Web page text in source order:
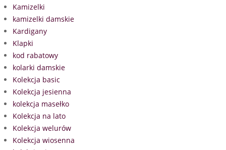
Kamizelki
kamizelki damskie
Kardigany
Klapki
kod rabatowy
kolarki damskie
Kolekcja basic
Kolekcja jesienna
kolekcja masełko
Kolekcja na lato
Kolekcja welurów
Kolekcja wiosenna